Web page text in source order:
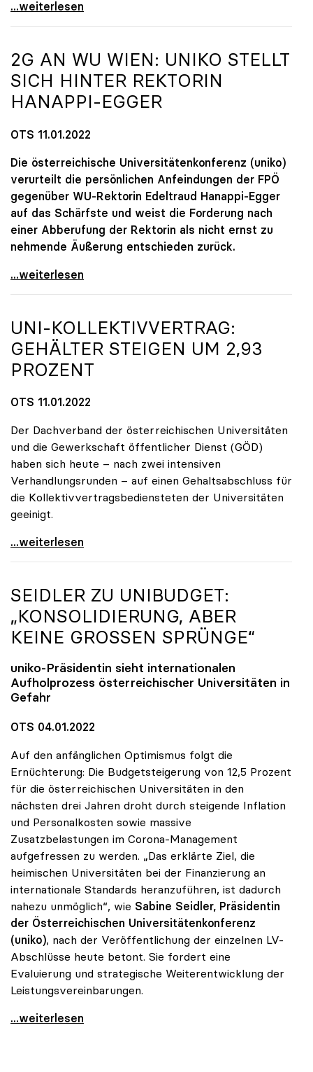
Unis planen Präsenzbetrieb ab Sommersemester
...weiterlesen
2G AN WU WIEN: UNIKO STELLT
SICH HINTER REKTORIN
HANAPPI-EGGER
OTS 11.01.2022
Die österreichische Universitätenkonferenz (uniko)
verurteilt die persönlichen Anfeindungen der FPÖ
gegenüber WU-Rektorin Edeltraud Hanappi-Egger
auf das Schärfste und weist die Forderung nach
einer Abberufung der Rektorin als nicht ernst zu
nehmende Äußerung entschieden zurück.
2G an WU Wien: uniko stellt sich hinter Rektorin
...weiterlesen
UNI-KOLLEKTIVVERTRAG:
GEHÄLTER STEIGEN UM 2,93
PROZENT
OTS 11.01.2022
Der Dachverband der österreichischen Universitäten
und die Gewerkschaft öffentlicher Dienst (GÖD)
haben sich heute – nach zwei intensiven
Verhandlungsrunden – auf einen Gehaltsabschluss für
die Kollektivvertragsbediensteten der Universitäten
geeinigt.
Uni-Kollektivvertrag: Gehälter steigen um 2,93
...weiterlesen
SEIDLER ZU UNIBUDGET:
„KONSOLIDIERUNG, ABER
KEINE GROSSEN SPRÜNGE“
uniko-Präsidentin sieht internationalen
Aufholprozess österreichischer Universitäten in
Gefahr
OTS 04.01.2022
Auf den anfänglichen Optimismus folgt die
Ernüchterung: Die Budgetsteigerung von 12,5 Prozent
für die österreichischen Universitäten in den
nächsten drei Jahren droht durch steigende Inflation
und Personalkosten sowie massive
Zusatzbelastungen im Corona-Management
aufgefressen zu werden. „Das erklärte Ziel, die
heimischen Universitäten bei der Finanzierung an
internationale Standards heranzuführen, ist dadurch
nahezu unmöglich“, wie Sabine Seidler, Präsidentin
der Österreichischen Universitätenkonferenz
(uniko), nach der Veröffentlichung der einzelnen LV-
Abschlüsse heute betont. Sie fordert eine
Evaluierung und strategische Weiterentwicklung der
Leistungsvereinbarungen.
Seidler zu Unibudget: „Konsolidierung, aber keine
...weiterlesen